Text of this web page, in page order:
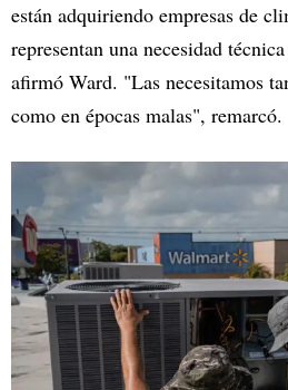
están adquiriendo empresas de
representan una necesidad
afirmó Ward. "Las necesitamos
como en épocas malas", remarcó.